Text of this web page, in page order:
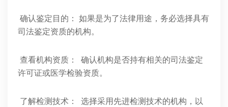
确认鉴定目的： 如果是为了法律用途，务必选择具有
司法鉴定资质的机构。
查看机构资质： 确认机构是否持有相关的司法鉴定
许可证或医学检验资质。
了解检测技术： 选择采用先进检测技术的机构，以